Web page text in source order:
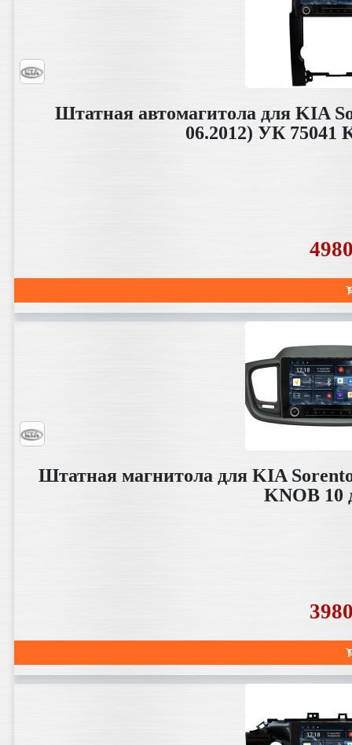
Штатная автомагитола для KIA
06.2012) УК 75041
Штатная магнитола для KIA
KNOB 10